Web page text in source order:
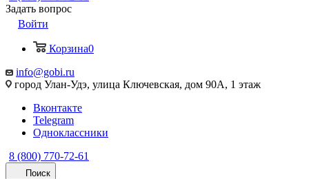
Задать вопрос
Войти
Корзина0
info@gobi.ru
город Улан-Удэ, улица Ключевская, дом 90А, 1 этаж
Вконтакте
Telegram
Одноклассники
8 (800) 770-72-61
Поиск